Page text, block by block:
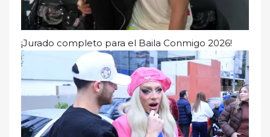
¡Jurado completo para el Baila Conmigo 2026!